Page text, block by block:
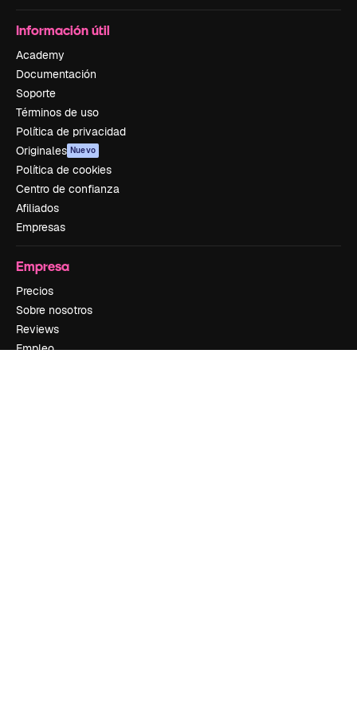
Información útil
Academy
Documentación
Soporte
Términos de uso
Política de privacidad
Originales Nuevo
Política de cookies
Centro de confianza
Afiliados
Empresas
Empresa
Precios
Sobre nosotros
Reviews
Empleo